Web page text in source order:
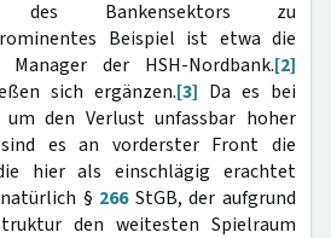
des Bankensektors zu
Beispiel ist etwa die
der HSH-Nordbank.[2]
sich ergänzen.[3] Da es bei
den Verlust unfassbar hoher
es an vorderster Front die
hier als einschlägig erachtet
§ 266StGB, der aufgrund
den weitesten Spielraum